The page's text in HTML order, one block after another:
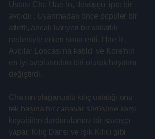
Ustası Cha Hae-In, dövüşçü tipte bir
avcıdır . Uyanmadan önce popüler bir
atletti, ancak kariyeri bir sakatlık
nedeniyle erken sona erdi. Hae-In,
Avcılar Loncası'na katıldı ve Kore'nin
en iyi avcılarından biri olarak hayatını
değiştirdi.
Cha'nın olağanüstü kılıç ustalığı onu
tek başına bir canavar sürüsüne karşı
koyabilen durdurulamaz bir savaşçı
yapar. Kılıç Dansı ve Işık Kılıcı gibi